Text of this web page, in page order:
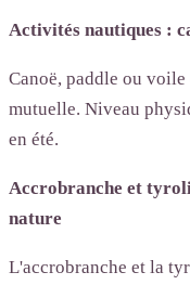
Activités nautiques :
Canoë, paddle ou
mutuelle. Niveau
en été.
Accrobranche et
nature
L'accrobranche et la